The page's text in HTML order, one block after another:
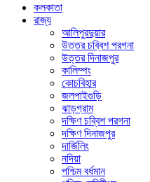
কলকাতা
রাজ্য
আলিপুরদুয়ার
উত্তর চব্বিশ পরগনা
উত্তর দিনাজপুর
কালিম্পং
কোচবিহার
জলপাইগুড়ি
ঝাড়গ্রাম
দক্ষিণ চব্বিশ পরগনা
দক্ষিণ দিনাজপুর
দার্জিলিং
নদিয়া
পশ্চিম বর্ধমান